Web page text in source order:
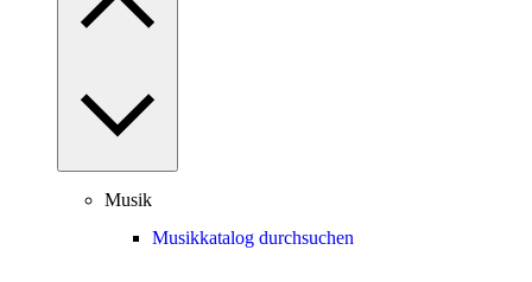
Musik
Musikkatalog durchsuchen